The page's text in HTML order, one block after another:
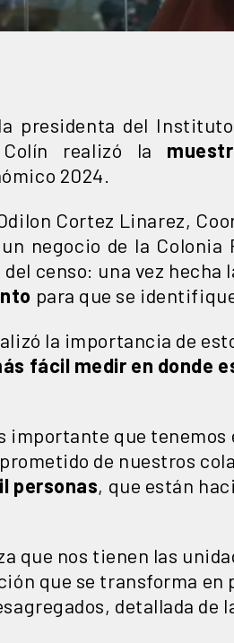
presidenta del
Colín realizó la
2024.
Cortez Linarez,
negocio de la Colonia
censo: una vez hecha
para que se
la importancia de
fácil medir en donde
importante que
de nuestros
personas, que están
que nos tienen las
que se transforma
detallada de